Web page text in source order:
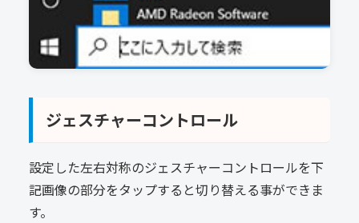
ジェスチャーコントロール
設定した左右対称のジェスチャーコントロールを下
記画像の部分をタップすると切り替える事ができま
す。